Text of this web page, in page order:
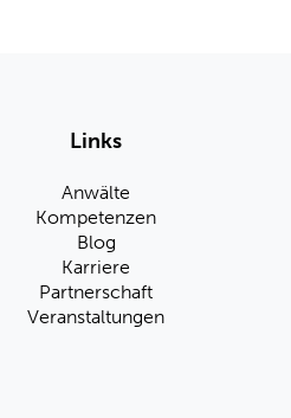
Links
Anwälte
Kompetenzen
Blog
Karriere
Partnerschaft
Veranstaltungen